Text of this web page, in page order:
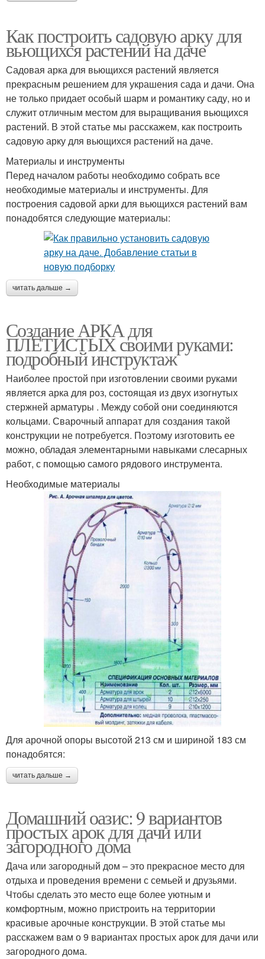
Как построить садовую арку для
вьющихся растений на даче
Садовая арка для вьющихся растений является
прекрасным решением для украшения сада и дачи. Она
не только придает особый шарм и романтику саду, но и
служит отличным местом для выращивания вьющихся
растений. В этой статье мы расскажем, как построить
садовую арку для вьющихся растений на даче.
Материалы и инструменты
Перед началом работы необходимо собрать все
необходимые материалы и инструменты. Для
построения садовой арки для вьющихся растений вам
понадобятся следующие материалы:
читать дальше →
Создание АРКА для
ПЛЕТИСТЫХ своими руками:
подробный инструктаж
Наиболее простой при изготовлении своими руками
является арка для роз, состоящая из двух изогнутых
стержней арматуры . Между собой они соединяются
кольцами. Сварочный аппарат для создания такой
конструкции не потребуется. Поэтому изготовить ее
можно, обладая элементарными навыками слесарных
работ, с помощью самого рядового инструмента.
Необходимые материалы
Для арочной опоры высотой 213 см и шириной 183 см
понадобятся:
читать дальше →
Домашний оазис: 9 вариантов
простых арок для дачи или
загородного дома
Дача или загородный дом – это прекрасное место для
отдыха и проведения времени с семьей и друзьями.
Чтобы сделать это место еще более уютным и
комфортным, можно пристроить на территории
красивые арочные конструкции. В этой статье мы
расскажем вам о 9 вариантах простых арок для дачи или
загородного дома.